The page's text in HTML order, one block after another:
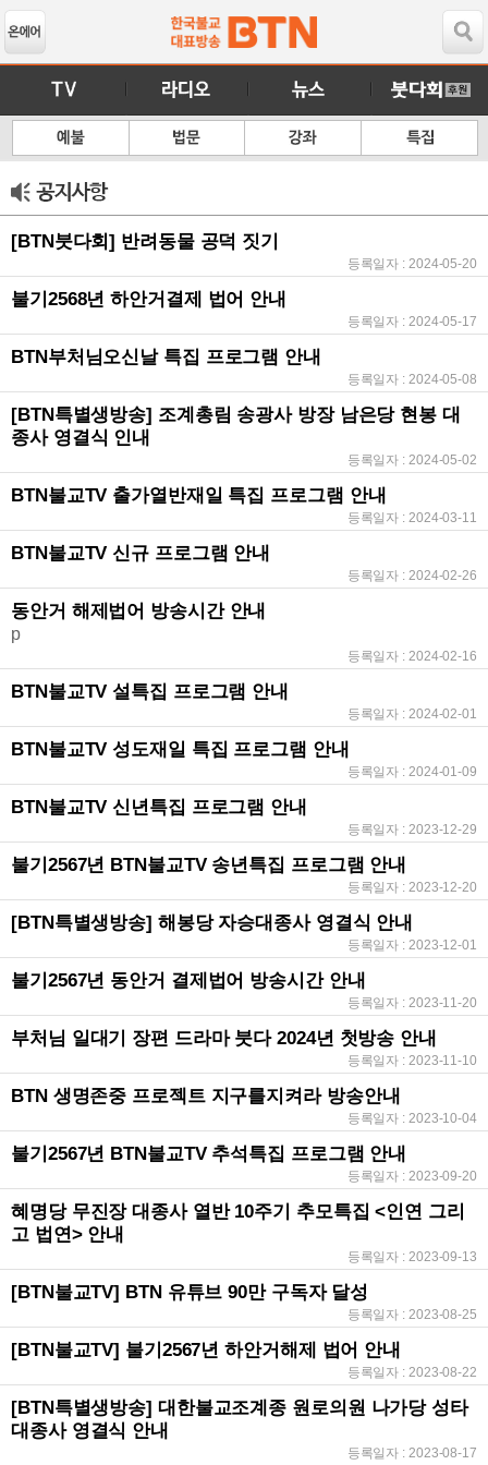
[BTN붓다회] 반려동물 공덕 짓기
등록일자 : 2024-05-20
불기2568년 하안거결제 법어 안내
등록일자 : 2024-05-17
BTN부처님오신날 특집 프로그램 안내
등록일자 : 2024-05-08
[BTN특별생방송] 조계총림 송광사 방장 남은당 현봉 대
종사 영결식 인내
등록일자 : 2024-05-02
BTN불교TV 출가열반재일 특집 프로그램 안내
등록일자 : 2024-03-11
BTN불교TV 신규 프로그램 안내
등록일자 : 2024-02-26
동안거 해제법어 방송시간 안내
p
등록일자 : 2024-02-16
BTN불교TV 설특집 프로그램 안내
등록일자 : 2024-02-01
BTN불교TV 성도재일 특집 프로그램 안내
등록일자 : 2024-01-09
BTN불교TV 신년특집 프로그램 안내
등록일자 : 2023-12-29
불기2567년 BTN불교TV 송년특집 프로그램 안내
등록일자 : 2023-12-20
[BTN특별생방송] 해봉당 자승대종사 영결식 안내
등록일자 : 2023-12-01
불기2567년 동안거 결제법어 방송시간 안내
등록일자 : 2023-11-20
부처님 일대기 장편 드라마 붓다 2024년 첫방송 안내
등록일자 : 2023-11-10
BTN 생명존중 프로젝트 지구를지켜라 방송안내
등록일자 : 2023-10-04
불기2567년 BTN불교TV 추석특집 프로그램 안내
등록일자 : 2023-09-20
혜명당 무진장 대종사 열반 10주기 추모특집 <인연 그리
고 법연> 안내
등록일자 : 2023-09-13
[BTN불교TV] BTN 유튜브 90만 구독자 달성
등록일자 : 2023-08-25
[BTN불교TV] 불기2567년 하안거해제 법어 안내
등록일자 : 2023-08-22
[BTN특별생방송] 대한불교조계종 원로의원 나가당 성타
대종사 영결식 안내
등록일자 : 2023-08-17